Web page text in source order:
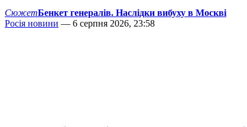
СюжетБенкет генералів. Наслідки вибуху в Москві
Росія новини — 6 серпня 2026, 23:58